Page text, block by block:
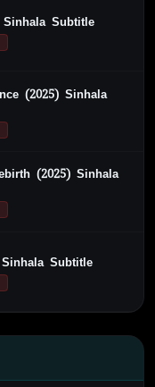
Subtitle
(2025) Sinhala
(2025) Sinhala
Subtitle